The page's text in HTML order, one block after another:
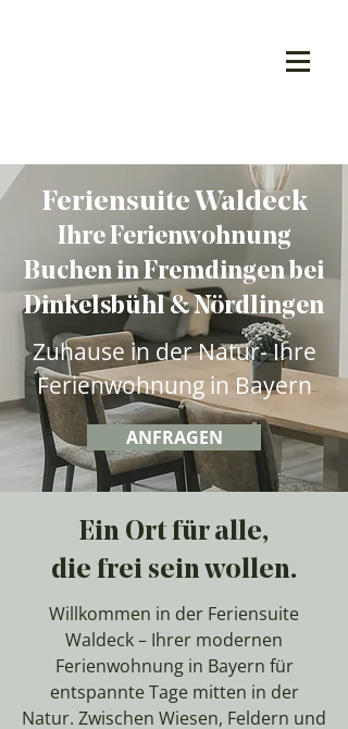
Feriensuite Waldeck
Ihre Ferienwohnung
Buchen in Fremdingen bei
Dinkelsbühl & Nördlingen
Zuhause in der Natur- Ihre
Ferienwohnung in Bayern
ANFRAGEN
Ein Ort für alle,
die frei sein wollen.
Willkommen in der Feriensuite
Waldeck – Ihrer modernen
Ferienwohnung in Bayern für
entspannte Tage mitten in der
Natur. Zwischen Wiesen, Feldern und